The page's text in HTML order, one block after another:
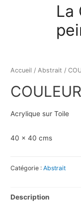
La
Accueil /Abstrait /
Acrylique sur Toile
40 x 40 cms
Catégorie :Abstrait
Description